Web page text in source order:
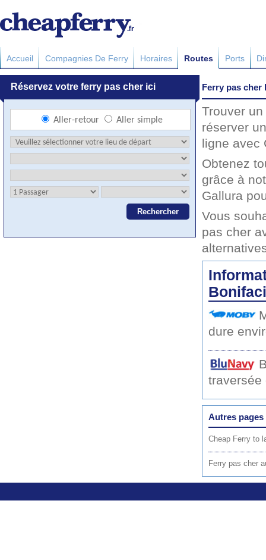
Accueil Compagnies De Ferry Horaires Routes Ports
Ferry pas cher
Trouver
réserver
ligne avec
Obtenez
grâce à
Gallura
Vous
pas cher
dure
traversée
Autres pages
Cheap Ferry to
Ferry pas cher